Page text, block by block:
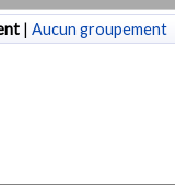
| Aucun groupement